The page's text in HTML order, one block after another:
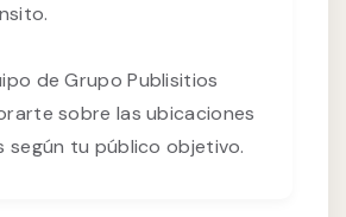
de Grupo Publisitios
sobre las ubicaciones
según tu público objetivo.